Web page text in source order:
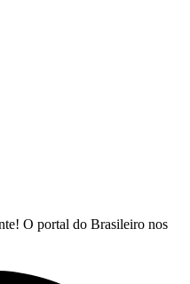
O portal do Brasileiro nos